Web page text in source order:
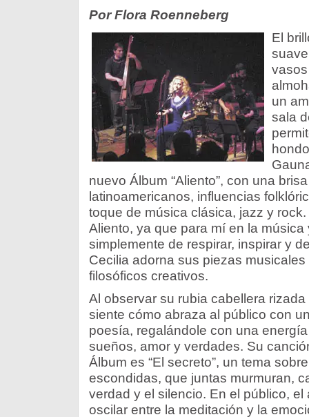
Por Flora Roenneberg
El
un
sala
nuevo Álbum “Aliento”, con una
latinoamericanos, influencias
toque de música clásica, jazz y rock.
Aliento, ya que para mí en la música
simplemente de respirar, inspirar y
Cecilia adorna sus piezas
filosóficos creativos.
Al observar su rubia cabellera
siente cómo abraza al público con
poesía, regalándole con una
sueños, amor y verdades. Su
Álbum es “El secreto”, un tema
escondidas, que juntas murmuran,
verdad y el silencio. En el público,
oscilar entre la meditación y la